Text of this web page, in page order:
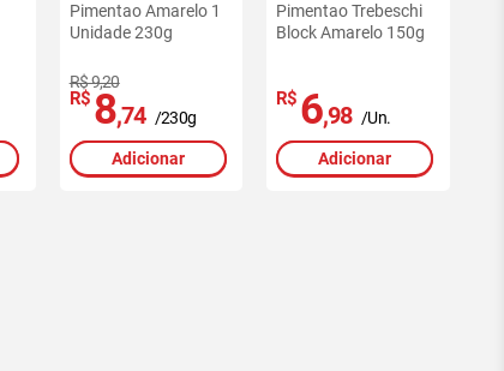
Pimentao Amarelo 1
Unidade 230g
R$ 9,20
R$ 8,74 /230g
Adicionar
Pimentao Trebeschi
Block Amarelo 150g
R$ 6,98 /Un.
Adicionar